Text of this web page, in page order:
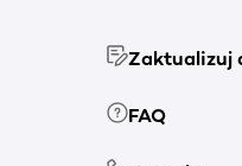
Zaktualizuj
FAQ